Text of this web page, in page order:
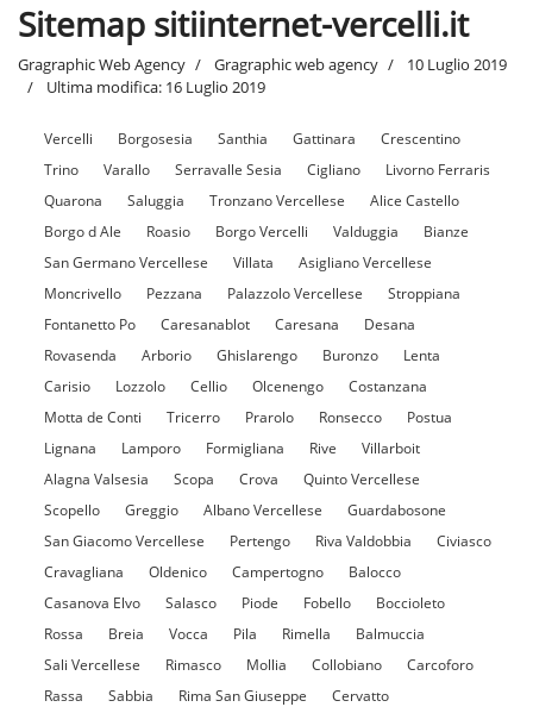
Sitemap sitiinternet-vercelli.it
Gragraphic Web Agency Gragraphic web agency
10 Luglio 2019
Ultima modifica: 16 Luglio 2019
Vercelli Borgosesia Santhia Gattinara
Crescentino
Trino
Varallo Serravalle Sesia Cigliano
Livorno Ferraris
Quarona
Saluggia Tronzano Vercellese
Alice Castello
Borgo d Ale
Roasio Borgo Vercelli Valduggia
Bianze
San Germano Vercellese
Villata
Asigliano Vercellese
Moncrivello
Pezzana Palazzolo Vercellese
Stroppiana
Fontanetto Po
Caresanablot Caresana
Desana
Rovasenda
Arborio Ghislarengo Buronzo
Lenta
Carisio
Lozzolo Cellio Olcenengo
Costanzana
Motta de Conti
Tricerro Prarolo Ronsecco
Postua
Lignana
Lamporo Formigliana Rive
Villarboit
Alagna Valsesia
Scopa Crova
Quinto Vercellese
Scopello
Greggio Albano Vercellese
Guardabosone
San Giacomo Vercellese
Pertengo Riva Valdobbia
Civiasco
Cravagliana
Oldenico Campertogno
Balocco
Casanova Elvo
Salasco Piode Fobello
Boccioleto
Rossa
Breia Vocca Pila Rimella
Balmuccia
Sali Vercellese
Rimasco Mollia Collobiano
Carcoforo
Rassa
Sabbia Rima San Giuseppe Cervatto